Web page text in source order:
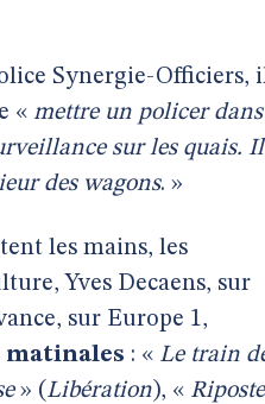
Synergie-Officiers,
« mettre un policer dans
sur les quais. Il
des wagons. »
les mains, les
Yves Decaens, sur
sur Europe 1,
matinales : « Le train
» (Libération), « Riposte